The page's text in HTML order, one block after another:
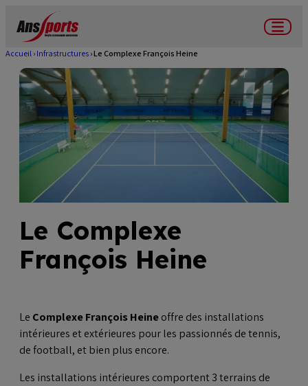
contenu
Menu
Fil
d'Ariane
Accueil Infrastructures Le Complexe François Heine
Le Complexe
François Heine
Le Complexe François Heineoffre des installations
intérieures et extérieures pour les passionnés de tennis,
de football, et bien plus encore.
Les installations intérieures comportent 3 terrains de